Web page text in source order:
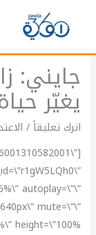
جايني:
يغيّر
اترك تعليقاً /
autoplay=\”\”
mute=\”\”
height=\”100%\” ]